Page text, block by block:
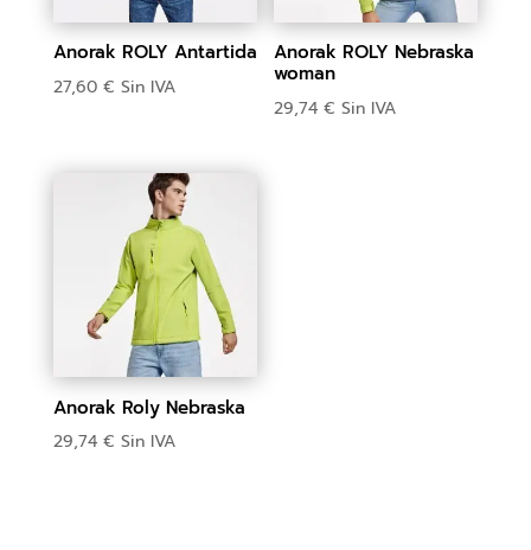
Anorak ROLY Antartida
27,60 € Sin IVA
Anorak ROLY Nebraska
woman
29,74€ Sin IVA
Anorak Roly Nebraska
29,74 € Sin IVA